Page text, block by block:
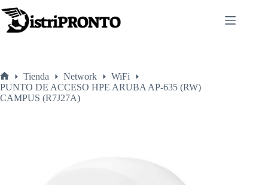
al
contenido
Inicio
Tienda Network
WiFi
PUNTO DE ACCESO HPE ARUBA AP-635 (RW)
CAMPUS (R7J27A)